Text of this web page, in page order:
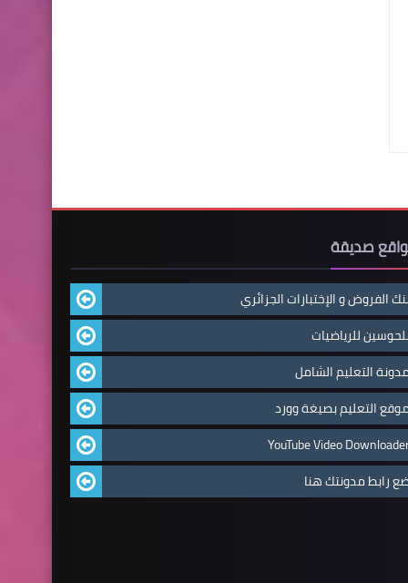
صديقة
الفروض و الإختبارات الجزائري
للرياضيات
التعليم الشامل
التعليم بصيغة وورد
YouTube Video
رابط مدونتك هنا